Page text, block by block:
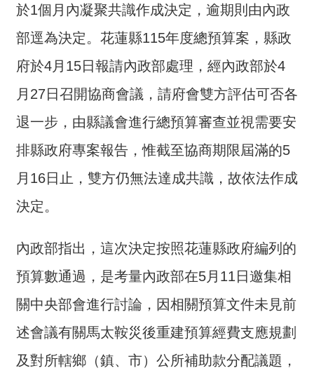
流
回
頁
站
導
覽
意
箱
雙
詞
彙
常
於1個月內凝聚共識作成決定，逾期則由內政
部逕為決定。花蓮縣115年度總預算案，縣政
府於4月15日報請內政部處理，經內政部於4
月27日召開協商會議，請府會雙方評估可否各
退一步，由縣議會進行總預算審查並視需要安
排縣政府專案報告，惟截至協商期限屆滿的5
月16日止，雙方仍無法達成共識，故依法作成
決定。
內政部指出，這次決定按照花蓮縣政府編列的
預算數通過，是考量內政部在5月11日邀集相
關中央部會進行討論，因相關預算文件未見前
述會議有關馬太鞍災後重建預算經費支應規劃
及對所轄鄉（鎮、市）公所補助款分配議題，